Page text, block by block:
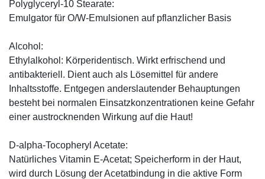
Polyglyceryl-10 Stearate:
Emulgator für O/W-Emulsionen auf pflanzlicher Basis
Alcohol:
Ethylalkohol: Körperidentisch. Wirkt erfrischend und
antibakteriell. Dient auch als Lösemittel für andere
Inhaltsstoffe. Entgegen anderslautender Behauptungen
besteht bei normalen Einsatzkonzentrationen keine Gefahr
einer austrocknenden Wirkung auf die Haut!
D-alpha-Tocopheryl Acetate:
Natürliches Vitamin E-Acetat; Speicherform in der Haut,
wird durch Lösung der Acetatbindung in die aktive Form